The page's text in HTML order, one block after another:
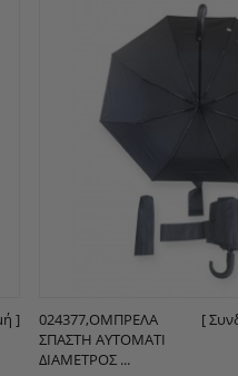
]
024377,ΟΜΠΡΈΛΑ
ΣΠΑΣΤΉ ΑΥΤΌΜΑΤΙ
ΔΙΆΜΕΤΡΟΣ ...
[